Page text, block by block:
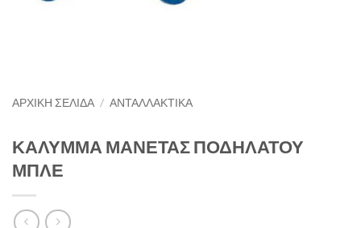
ΑΡΧΙΚΉ ΣΕΛΊΔΑ / ΑΝΤΑΛΛΑΚΤΙΚΑ
ΚΑΛΥΜΜΑ ΜΑΝΕΤΑΣ ΠΟΔΗΛΑΤΟΥ
ΜΠΛΕ